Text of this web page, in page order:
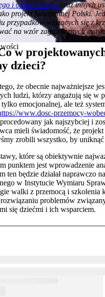
i opiekuńczego oraz innych
projekt Suwerennej Polski.
wiążących się z
na wzór zagranicznych
w
dzieci?
że obecnie najważniejsze
ludzi, którzy angażują się w
emocjonalnej, ale też
www.dosc-przemocy-
jak najszybciej i
mieli świadomość, że
zrobili wszystko, by uniknąć
które są obiektywnie
punktem jest wprowadzenie
ten będzie działał naprawczo
w Instytucie Wymiaru
walki z przemocą i
problemów
się dziećmi i ich wsparciem.